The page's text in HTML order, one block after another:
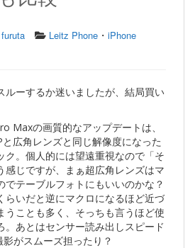
furuta Leitz Phone ・ iPhone
ルーするか迷いましたが、結局買い
Maxの画質的なアップデートは、
広角レンズと同じ解像度になった
ク。個人的には望遠重視なので「そ
感じですが、まぁ超広角レンズはマ
でテーブルフォトにもいいのかな？
らいだと逆にマクロになるほど近づ
うことも多く、そっちも言うほど使
。あとはセンサー読み出しスピード
がスムーズ担ったり？